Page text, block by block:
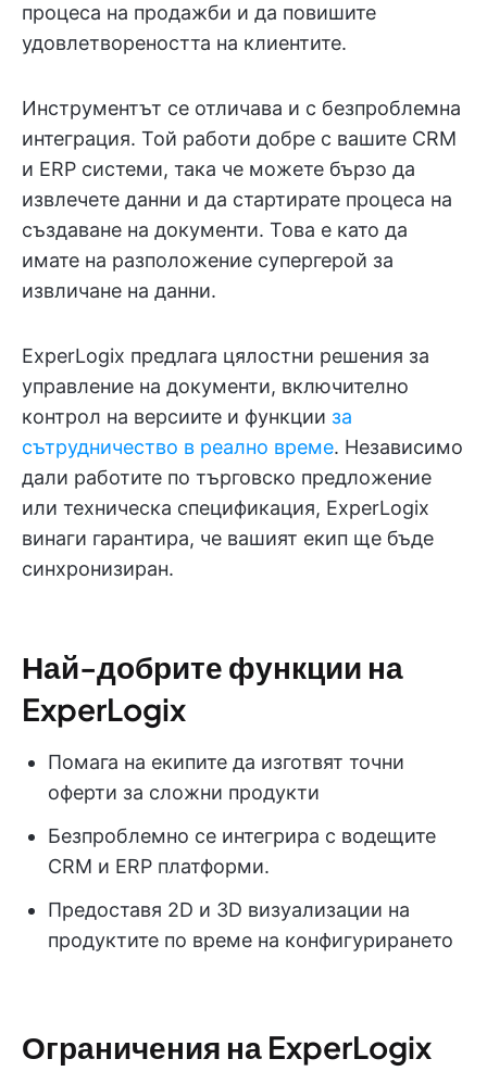
процеса на продажби и да повишите
удовлетвореността на клиентите.
Инструментът се отличава и с безпроблемна
интеграция. Той работи добре с вашите CRM
и ERP системи, така че можете бързо да
извлечете данни и да стартирате процеса на
създаване на документи. Това е като да
имате на разположение супергерой за
извличане на данни.
ExperLogix предлага цялостни решения за
управление на документи, включително
контрол на версиите и функции за
сътрудничество в реално време. Независимо
дали работите по търговско предложение
или техническа спецификация, ExperLogix
винаги гарантира, че вашият екип ще бъде
синхронизиран.
Най-добрите функции на
ExperLogix
Помага на екипите да изготвят точни
оферти за сложни продукти
Безпроблемно се интегрира с водещите
CRM и ERP платформи.
Предоставя 2D и 3D визуализации на
продуктите по време на конфигурирането
Ограничения на ExperLogix